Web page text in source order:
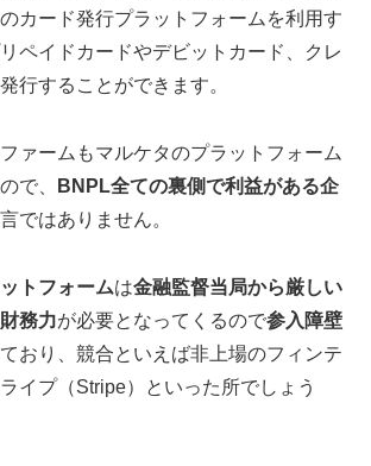
カード発行プラットフォームを利用す
ペイドカードやデビットカード、クレ
行することができます。
ァームもマルケタのプラットフォーム
で、
BNPL全ての裏側で利益がある企
ではありません。
トフォームは金融監督当局から厳しい
財務力が必要となってくるので参入障壁
おり、競合といえば非上場のフィンテ
イプ（Stripe）といった所でしょう